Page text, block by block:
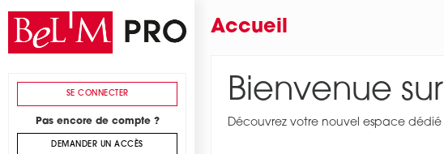
SE CONNECTER
Pas encore de compte ?
DEMANDER UN ACCÈS
Accueil
Bienvenue sur
Découvrez votre nouvel espace dédié